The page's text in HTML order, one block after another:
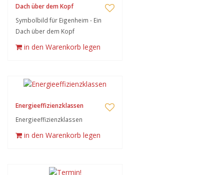
Dach über dem Kopf
Symbolbild für Eigenheim - Ein
Dach über dem Kopf
in den Warenkorb legen
Energieeffizienzklassen
Energieeffizienzklassen
in den Warenkorb legen